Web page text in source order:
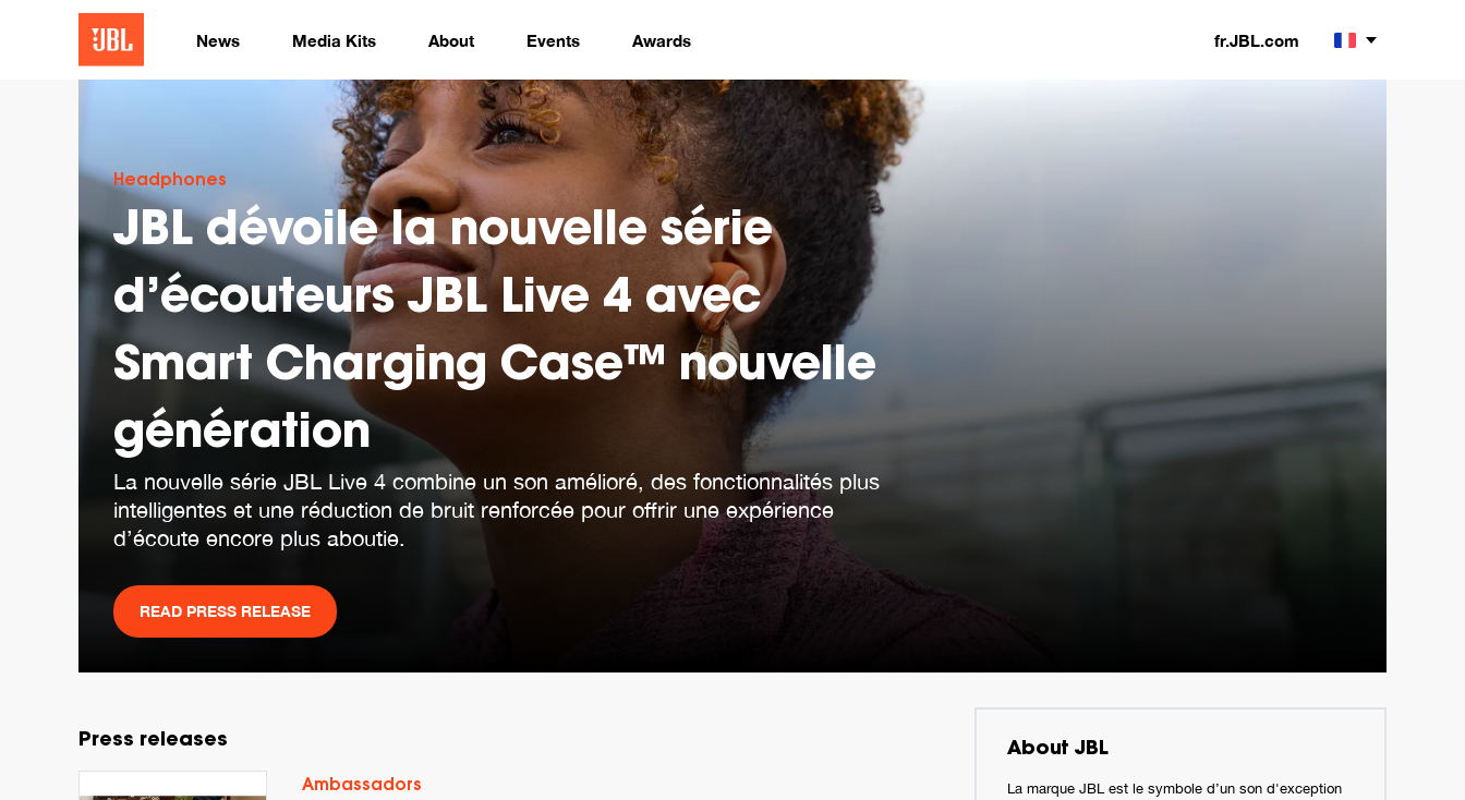
News Media Kits About Events Awards fr.JBL.com
Headphones
JBL dévoile la nouvelle série
d’écouteurs JBL Live 4 avec
Smart Charging Case™ nouvelle
génération
La nouvelle série JBL Live 4 combine un son amélioré, des fonctionnalités plus
intelligentes et une réduction de bruit renforcée pour offrir une expérience
d’écoute encore plus aboutie.
READ PRESS RELEASE
Press releases
Ambassadors
About JBL
La marque JBL est le symbole d’un son d'exception